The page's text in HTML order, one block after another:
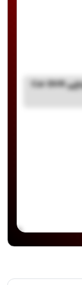
دوربین فیلمبرداری خودرو آیینه ای 10 اینچی Car DVR